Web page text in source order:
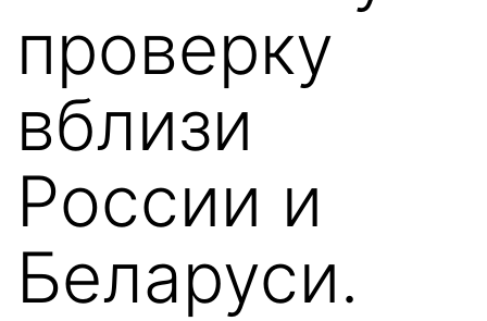
проверку
вблизи
России и
Беларуси.